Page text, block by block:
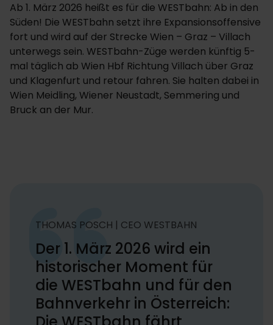
Ab 1. März 2026 heißt es für die WESTbahn: Ab in den
Süden! Die WESTbahn setzt ihre Expansionsoffensive
fort und wird auf der Strecke Wien – Graz – Villach
unterwegs sein. WESTbahn-Züge werden künftig 5-
mal täglich ab Wien Hbf Richtung Villach über Graz
und Klagenfurt und retour fahren. Sie halten dabei in
Wien Meidling, Wiener Neustadt, Semmering und
Bruck an der Mur.
THOMAS POSCH | CEO WESTBAHN
Der 1. März 2026 wird ein
historischer Moment für
die WESTbahn und für den
Bahnverkehr in Österreich: